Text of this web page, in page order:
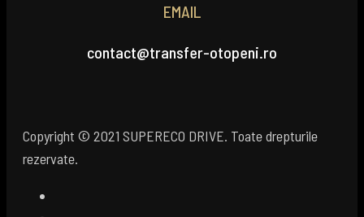
EMAIL
contact@transfer-otopeni.ro
Copyright © 2021 SUPERECO DRIVE. Toate drepturile
rezervate.